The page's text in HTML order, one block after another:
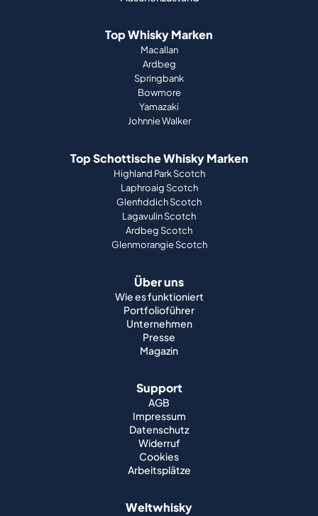
Top Whisky Marken
Macallan
Ardbeg
Springbank
Bowmore
Yamazaki
Johnnie Walker
Top Schottische Whisky Marken
Highland Park Scotch
Laphroaig Scotch
Glenfiddich Scotch
Lagavulin Scotch
Ardbeg Scotch
Glenmorangie Scotch
Über uns
Wie es funktioniert
Portfolioführer
Unternehmen
Presse
Magazin
Support
AGB
Impressum
Datenschutz
Widerruf
Cookies
Arbeitsplätze
Weltwhisky